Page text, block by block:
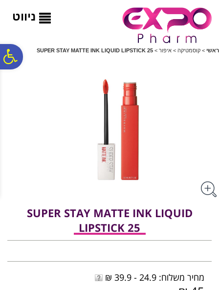
ניווט
ראשי > קוסמטיקה > איפור >
SUPER STAY MATTE INK LIQUID LIPSTICK 25
SUPER STAY MATTE INK LIQUID
LIPSTICK 25
מחיר משלוח: 24.9 - 39.9 ₪